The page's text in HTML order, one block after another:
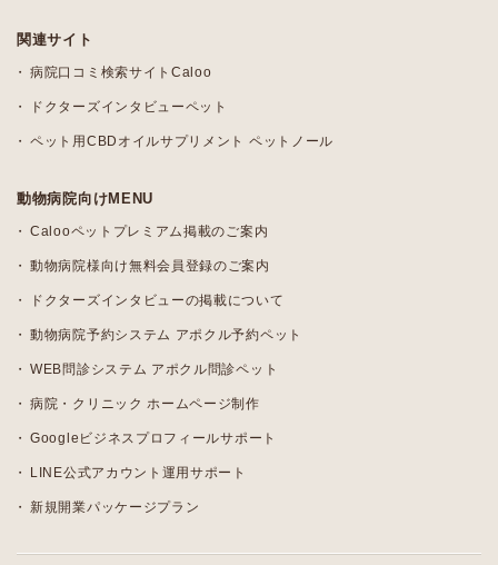
関連サイト
病院口コミ検索サイトCaloo
ドクターズインタビューペット
ペット用CBDオイルサプリメント ペットノール
動物病院向けMENU
Calooペットプレミアム掲載のご案内
動物病院様向け無料会員登録のご案内
ドクターズインタビューの掲載について
動物病院予約システム アポクル予約ペット
WEB問診システム アポクル問診ペット
病院・クリニック ホームページ制作
Googleビジネスプロフィールサポート
LINE公式アカウント運用サポート
新規開業パッケージプラン